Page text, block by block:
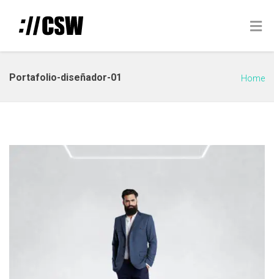
Portafolio-diseñador-01 Home